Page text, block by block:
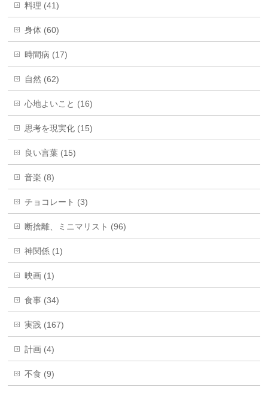
料理 (41)
身体 (60)
時間病 (17)
自然 (62)
心地よいこと (16)
思考を現実化 (15)
良い言葉 (15)
音楽 (8)
チョコレート (3)
断捨離、ミニマリスト (96)
神関係 (1)
映画 (1)
食事 (34)
実践 (167)
計画 (4)
不食 (9)